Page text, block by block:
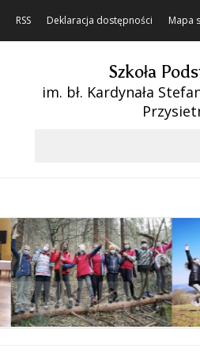
RSS Deklaracja dostępności Mapa
Szkoła
im. bł. Kardynała
Poprzedni Element
Następny
❚❚